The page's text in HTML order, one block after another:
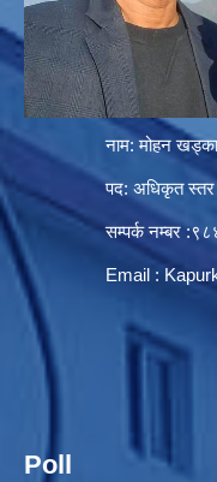
नाम: मोहन खड्का
पद: अधिकृत स्तर
सम्पर्क नम्बर
Email :
Poll